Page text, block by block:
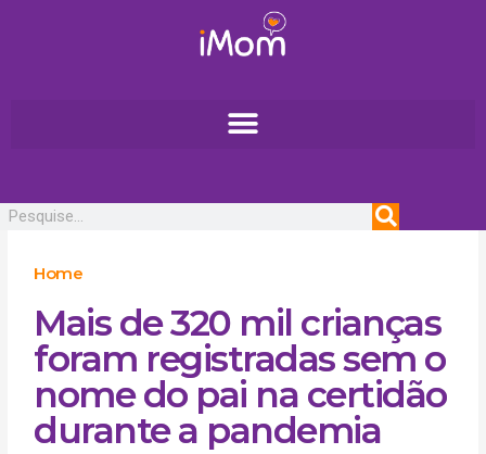
Home
Mais de 320 mil crianças
foram registradas sem o
nome do pai na certidão
durante a pandemia